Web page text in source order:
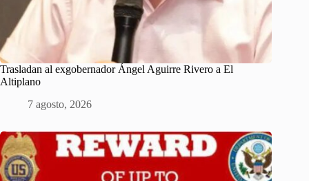
Trasladan al exgobernador Ángel Aguirre Rivero a El
Altiplano
7 agosto, 2026